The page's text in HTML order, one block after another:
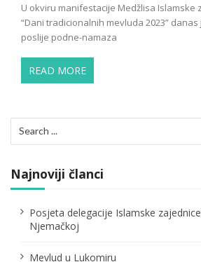
U okviru manifestacije Medžlisa Islamske
“Dani tradicionalnih mevluda 2023” danas
poslije podne-namaza
READ MORE
for:
Najnoviji članci
Posjeta delegacije Islamske
Njemačkoj
Mevlud u Lukomiru